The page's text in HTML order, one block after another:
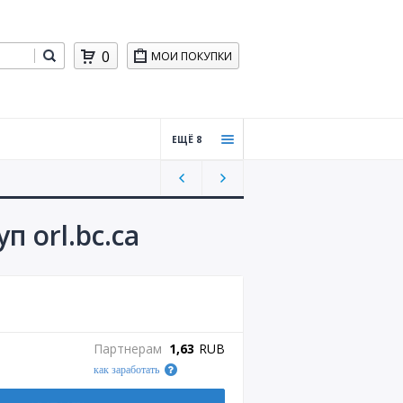
МОИ ПОКУПКИ
0
ЕЩЁ 8
окод
Обуче
orl.bc.ca
Партнерам 1,63 RUB
как заработать